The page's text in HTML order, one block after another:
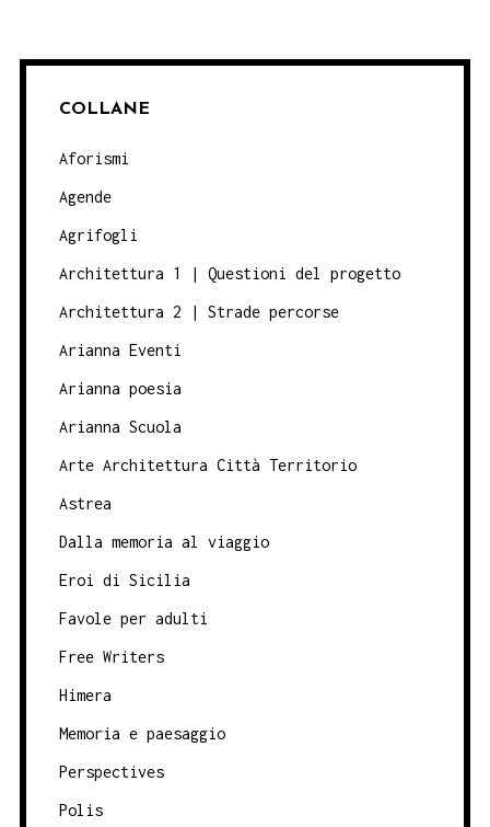
COLLANE
Aforismi
Agende
Agrifogli
Architettura 1 | Questioni del progetto
Architettura 2 | Strade percorse
Arianna Eventi
Arianna poesia
Arianna Scuola
Arte Architettura Città Territorio
Astrea
Dalla memoria al viaggio
Eroi di Sicilia
Favole per adulti
Free Writers
Himera
Memoria e paesaggio
Perspectives
Polis